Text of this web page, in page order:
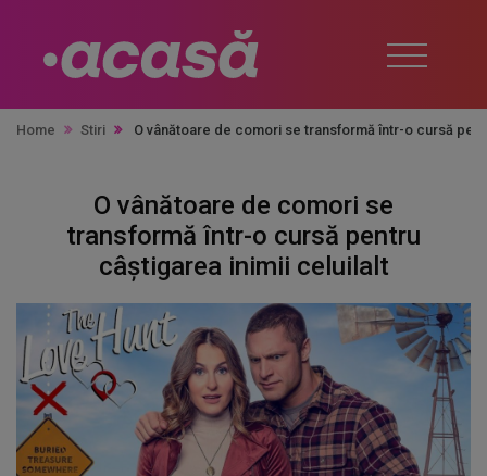
Home Stiri O vânătoare de comori se transformă într-o cursă
O vânătoare de comori se
transformă într-o cursă pentru
câștigarea inimii celuilalt